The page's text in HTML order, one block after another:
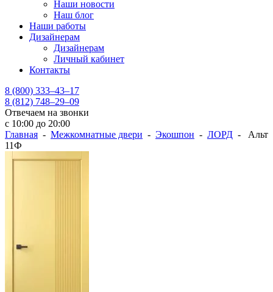
Наши новости
Наш блог
Наши работы
Дизайнерам
Дизайнерам
Личный кабинет
Контакты
8 (800) 333–43–17
8 (812) 748–29–09
Отвечаем на звонки
с 10:00 до 20:00
Главная - Межкомнатные двери - Экошпон - ЛОРД - Альт
11Ф